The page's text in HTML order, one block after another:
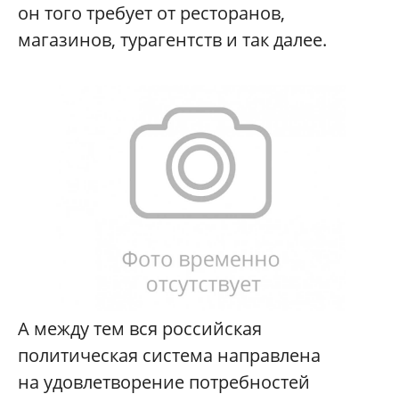
он того требует от ресторанов,
магазинов, турагентств и так далее.
А между тем вся российская
политическая система направлена
на удовлетворение потребностей